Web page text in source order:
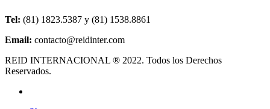
Tel: (81) 1823.5387 y (81) 1538.8861
Email: contacto@reidinter.com
REID INTERNACIONAL ® 2022. Todos los Derechos
Reservados.